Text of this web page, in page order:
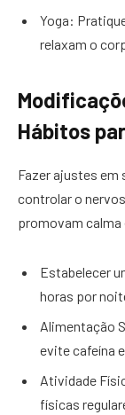
Yoga:
relaxam o
Hábitos
Fazer ajustes em
controlar o
promovam
Estabelecer
horas por
Alimentação
evite cafeína
Atividade
físicas